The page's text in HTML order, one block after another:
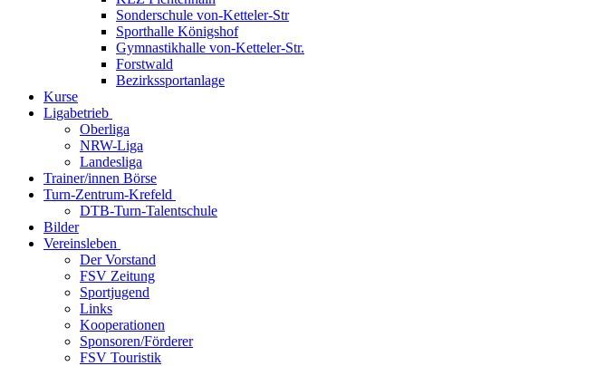
Sonderschule von-Ketteler-Str
Sporthalle Königshof
Gymnastikhalle von-Ketteler-Str.
Forstwald
Bezirkssportanlage
Kurse
Ligabetrieb
Oberliga
NRW-Liga
Landesliga
Trainer/innen Börse
Turn-Zentrum-Krefeld
DTB-Turn-Talentschule
Bilder
Vereinsleben
Der Vorstand
FSV Zeitung
Sportjugend
Links
Kooperationen
Sponsoren/Förderer
FSV Touristik